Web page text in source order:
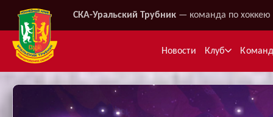
СКА-Уральский Трубник — команда по хоккею
Новости Клуб